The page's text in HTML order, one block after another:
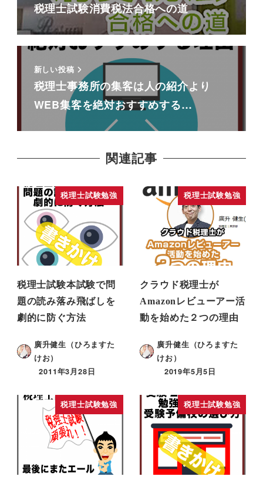
税理士試験消費税法合格への道
新しい投稿
税理士事務所の集客は人の紹介より
WEB集客を絶対おすすめする…
関連記事
税理士試験勉強
税理士試験本試験で問
題の読み落み飛ばしを
劇的に防ぐ方法
廣升健生（ひろますた
けお）
2011年3月28日
税理士試験勉強
クラウド税理士が
Amazonレビューアー活
動を始めた２つの理由
廣升健生（ひろますた
けお）
2019年5月5日
税理士試験勉強 税理士試験勉強